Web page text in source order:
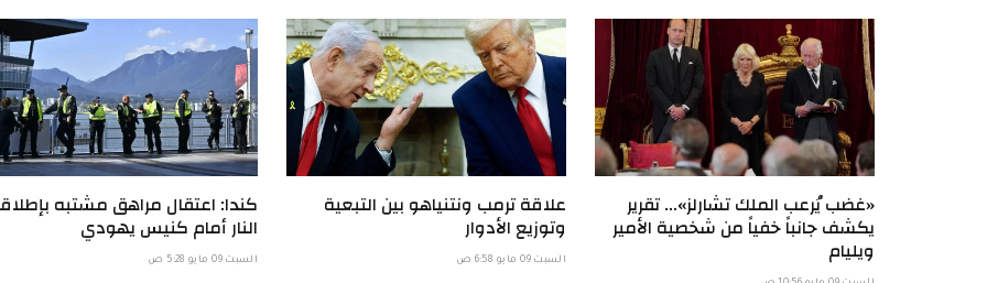
«غضب يُرعب الملك تشارلز»… تقرير
يكشف جانباً خفياً من شخصية الأمير
ويليام
علاقة ترمب ونتنياهو بين التبعية
وتوزيع الأدوار
السبت 09 مايو 6:58 ص
كندا: اعتقال مراهق مشتبه
النار أمام كنيس يهودي
السبت 09 مايو 5:28 ص